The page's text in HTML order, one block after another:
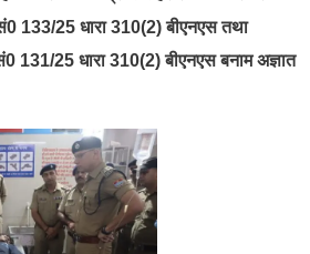
133/25 धारा 310(2) बीएनएस तथा
131/25 धारा 310(2) बीएनएस बनाम अज्ञात